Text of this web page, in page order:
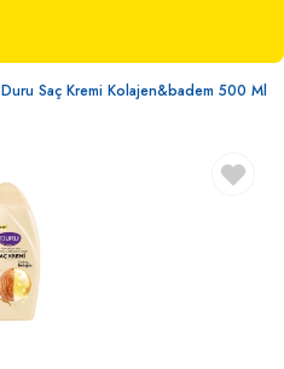
Duru Saç Kremi Kolajen&badem 500 Ml